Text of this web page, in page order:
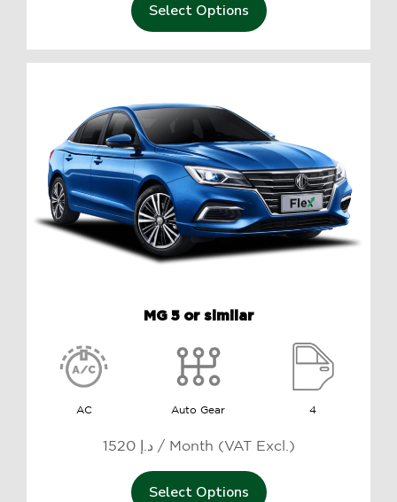
Select Options
MG 5 or similar
AC Auto Gear 4
Select Options
1520 د.إ / Month (VAT Excl.)